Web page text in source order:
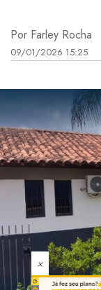
Por Farley Rocha
09/01/2026 15:25
×